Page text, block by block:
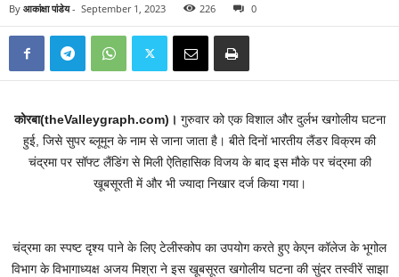
By आकांक्षा पांडेय- September 1, 2023 226 0
कोरबा(theValleygraph.com)। गुरुवार को एक विशाल और दुर्लभ खगोलीय घटना
हुई, जिसे सुपर ब्लूमून के नाम से जाना जाता है। बीते दिनों भारतीय लैंडर विक्रम की
चंद्रमा पर सॉफ्ट लैंडिंग से मिली ऐतिहासिक विजय के बाद इस मौके पर चंद्रमा की
खूबसूरती में और भी ज्यादा निखार दर्ज किया गया।
चंद्रमा का स्पष्ट दृश्य पाने के लिए टेलीस्कोप का उपयोग करते हुए केएन कॉलेज के भूगोल
विभाग के विभागाध्यक्ष अजय मिश्रा ने इस खूबसूरत खगोलीय घटना की सुंदर तस्वीरें साझा